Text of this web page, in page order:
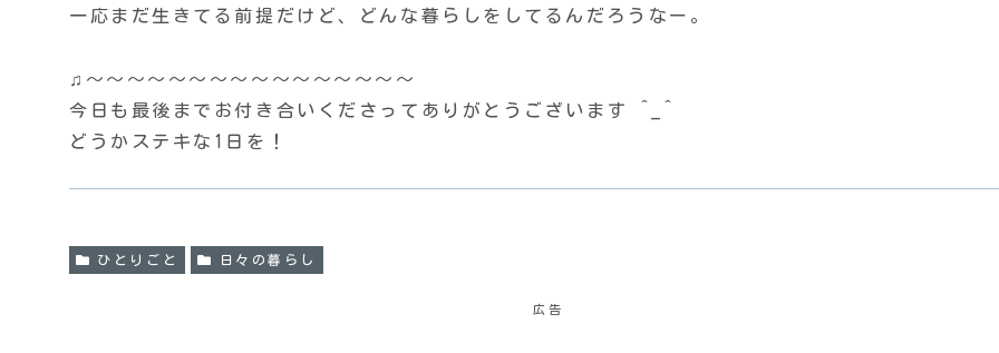
一応まだ生きてる前提だけど、どんな暮らしをしてるんだろうなー。
♫〜〜〜〜〜〜〜〜〜〜〜〜〜〜〜〜
今日も最後までお付き合いくださってありがとうございます ^_^
どうかステキな1日を！
ひとりごと 日々の暮らし
広告